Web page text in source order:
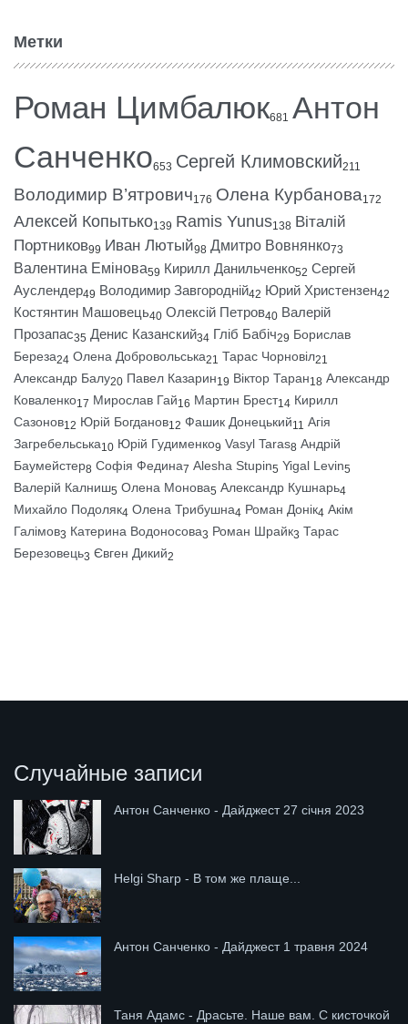
Метки
Роман Цимбалюк681 Антон
Санченко653 Сергей Климовский211
Володимир В’ятрович176 Олена Курбанова172
Алексей Копытько139 Ramis Yunus138 Віталій
Портников99 Иван Лютый98 Дмитро Вовнянко73
Валентина Емінова59 Кирилл Данильченко52 Сергей
Ауслендер49 Володимир Завгородній42 Юрий Христензен42
Костянтин Машовець40 Олексій Петров40 Валерій
Прозапас35 Денис Казанский34 Гліб Бабіч29 Борислав
Береза24 Олена Добровольська21 Тарас Чорновіл21
Александр Балу20 Павел Казарин19 Віктор Таран18 Александр
Коваленко17 Мирослав Гай16 Мартин Брест14 Кирилл
Сазонов12 Юрій Богданов12 Фашик Донецький11 Агія
Загребельська10 Юрій Гудименко9 Vasyl Taras8 Андрій
Баумейстер8 Софія Федина7 Alesha Stupin5 Yigal Levin5
Валерій Калниш5 Олена Монова5 Александр Кушнарь4
Михайло Подоляк4 Олена Трибушна4 Роман Донік4 Акім
Галімов3 Катерина Водоносова3 Роман Шрайк3 Тарас
Березовець3 Євген Дикий2
Случайные записи
Антон Санченко - Дайджест 27 січня 2023
Helgi Sharp - В том же плаще...
Антон Санченко - Дайджест 1 травня 2024
Таня Адамс - Драсьте. Наше вам. С кисточкой